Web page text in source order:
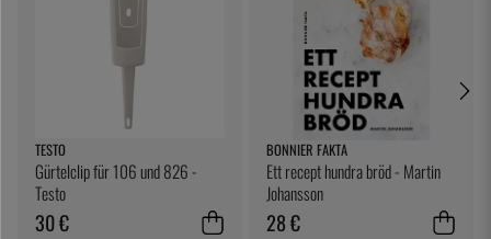
TESTO
Gürtelclip für 106 und 826 -
Testo
30 €
BONNIER FAKTA
Ett recept hundra bröd - Martin
Johansson
28 €